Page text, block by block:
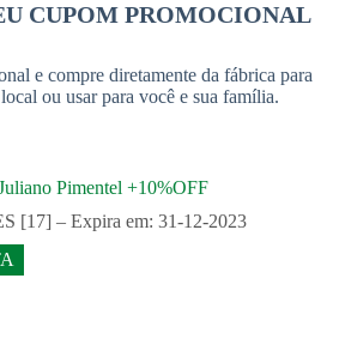
CUPOM PROMOCIONAL
e compre diretamente da fábrica para
ou usar para você e sua família.
Pimentel +10%OFF
[17] – Expira em: 31-12-2023